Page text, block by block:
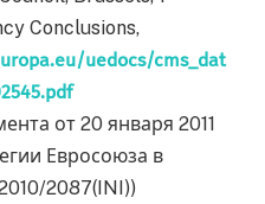
Conclusions,
uedocs/cms_dat
от 20 января 2011
Евросоюза в
2087(INI))